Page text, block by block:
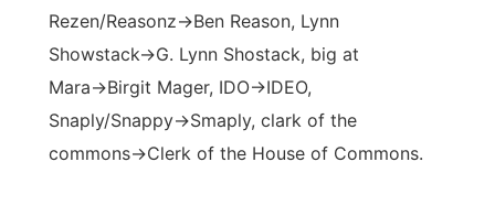
Rezen/Reasonz→Ben Reason, Lynn
Showstack→G. Lynn Shostack, big at
Mara→Birgit Mager, IDO→IDEO,
Snaply/Snappy→Smaply, clark of the
commons→Clerk of the House of Commons.